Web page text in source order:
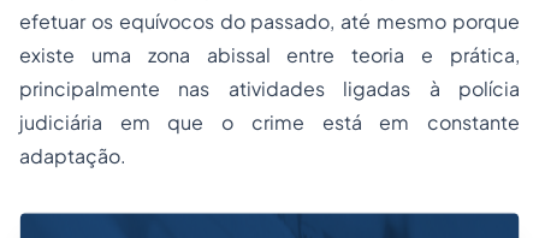
efetuar os equívocos do passado, até mesmo porque
existe uma zona abissal entre teoria e prática,
principalmente nas atividades ligadas à polícia
judiciária em que o crime está em constante
adaptação.